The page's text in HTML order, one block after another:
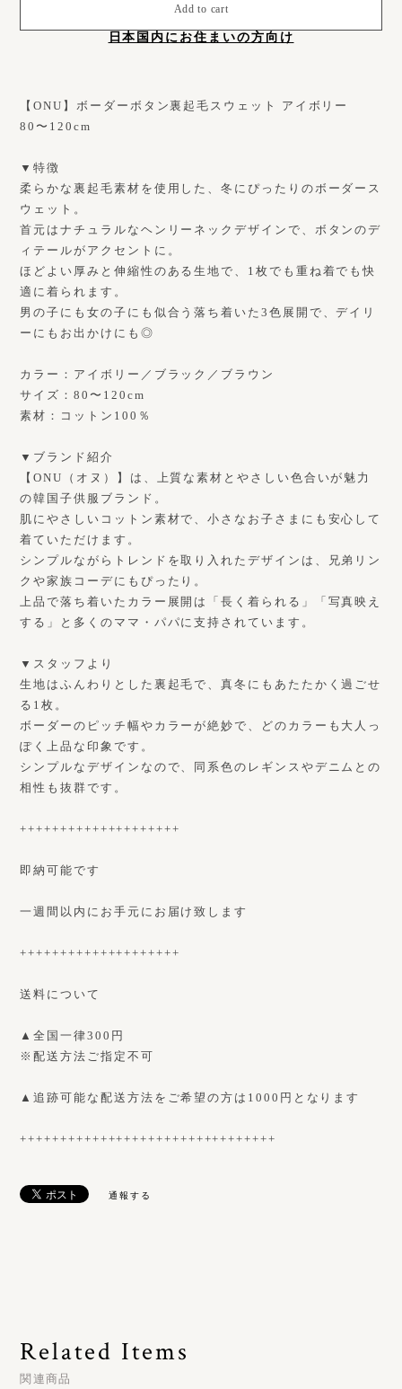
Add to cart
日本国内にお住まいの方向け
【ONU】ボーダーボタン裏起毛スウェット アイボリー
80〜120cm
▼特徴
柔らかな裏起毛素材を使用した、冬にぴったりのボーダース
ウェット。
首元はナチュラルなヘンリーネックデザインで、ボタンのデ
ィテールがアクセントに。
ほどよい厚みと伸縮性のある生地で、1枚でも重ね着でも快
適に着られます。
男の子にも女の子にも似合う落ち着いた3色展開で、デイリ
ーにもお出かけにも◎
カラー：アイボリー／ブラック／ブラウン
サイズ：80〜120cm
素材：コットン100％
▼ブランド紹介
【ONU（オヌ）】は、上質な素材とやさしい色合いが魅力
の韓国子供服ブランド。
肌にやさしいコットン素材で、小さなお子さまにも安心して
着ていただけます。
シンプルながらトレンドを取り入れたデザインは、兄弟リン
クや家族コーデにもぴったり。
上品で落ち着いたカラー展開は「長く着られる」「写真映え
する」と多くのママ・パパに支持されています。
▼スタッフより
生地はふんわりとした裏起毛で、真冬にもあたたかく過ごせ
る1枚。
ボーダーのピッチ幅やカラーが絶妙で、どのカラーも大人っ
ぽく上品な印象です。
シンプルなデザインなので、同系色のレギンスやデニムとの
相性も抜群です。
++++++++++++++++++++
即納可能です
一週間以内にお手元にお届け致します
++++++++++++++++++++
送料について
▲全国一律300円
※配送方法ご指定不可
▲追跡可能な配送方法をご希望の方は1000円となります
++++++++++++++++++++++++++++++++
通報する
Related Items
関連商品